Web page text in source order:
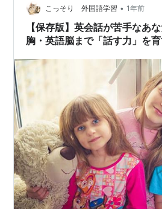
こっそり 外国語学習 • 1年前
【保存版】英会話が苦手なあ
胸・英語脳まで「話す力」を